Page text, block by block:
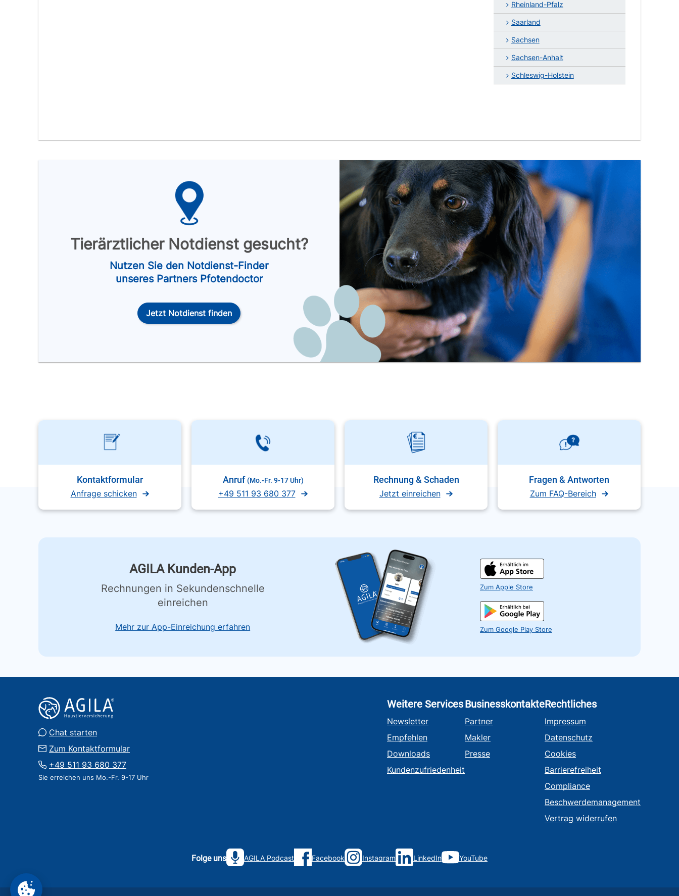
Rheinland-Pfalz
Saarland
Sachsen
Sachsen-Anhalt
Schleswig-Holstein
Tierärztlicher Notdienst gesucht?
Nutzen Sie den Notdienst-Finder
unseres Partners Pfotendoctor
Jetzt Notdienst finden
Kontaktformular
Anfrage schicken
Anruf (Mo.-Fr. 9-17 Uhr)
+49 511 93 680 377
Rechnung & Schaden
Jetzt einreichen
Fragen & Antworten
Zum FAQ-Bereich
AGILA Kunden-App
Rechnungen in Sekundenschnelle
einreichen
Mehr zur App-Einreichung erfahren
Zum Apple Store
Zum Google Play Store